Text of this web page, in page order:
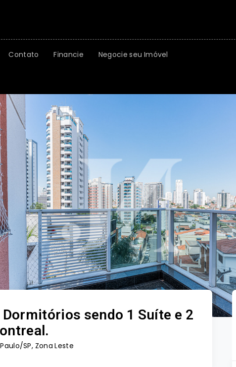
Contato Financie Negocie seu Imóvel
sendo 1 Suíte e 2
SP, Zona Leste